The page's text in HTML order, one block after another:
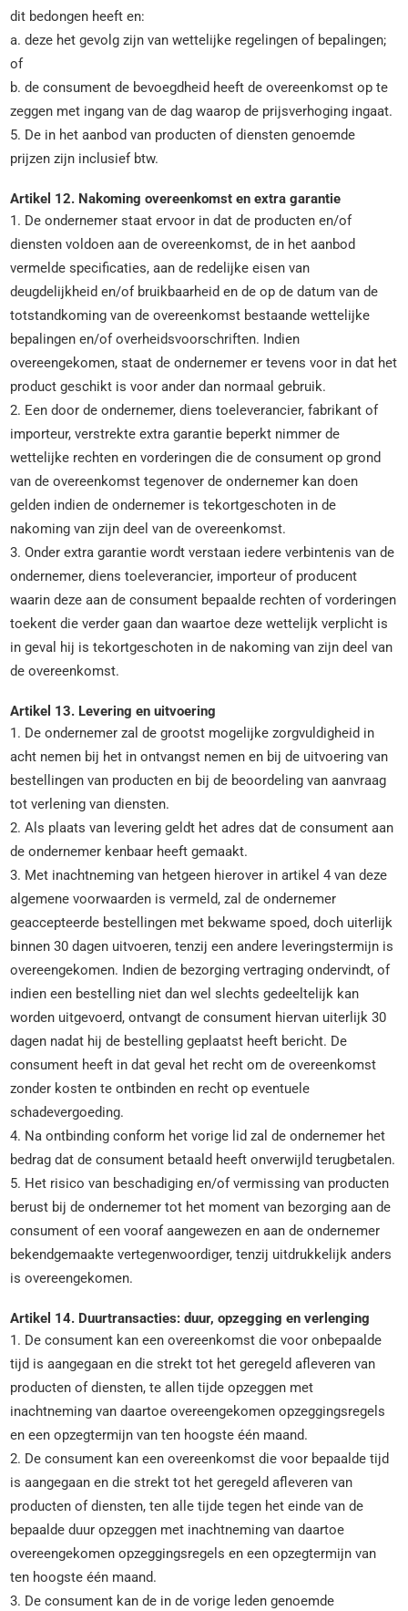
dit bedongen heeft en:
a. deze het gevolg zijn van wettelijke regelingen of bepalingen;
of
b. de consument de bevoegdheid heeft de overeenkomst op te
zeggen met ingang van de dag waarop de prijsverhoging ingaat.
5. De in het aanbod van producten of diensten genoemde
prijzen zijn inclusief btw.
Artikel 12. Nakoming overeenkomst en extra garantie
1. De ondernemer staat ervoor in dat de producten en/of
diensten voldoen aan de overeenkomst, de in het aanbod
vermelde specificaties, aan de redelijke eisen van
deugdelijkheid en/of bruikbaarheid en de op de datum van de
totstandkoming van de overeenkomst bestaande wettelijke
bepalingen en/of overheidsvoorschriften. Indien
overeengekomen, staat de ondernemer er tevens voor in dat het
product geschikt is voor ander dan normaal gebruik.
2. Een door de ondernemer, diens toeleverancier, fabrikant of
importeur, verstrekte extra garantie beperkt nimmer de
wettelijke rechten en vorderingen die de consument op grond
van de overeenkomst tegenover de ondernemer kan doen
gelden indien de ondernemer is tekortgeschoten in de
nakoming van zijn deel van de overeenkomst.
3. Onder extra garantie wordt verstaan iedere verbintenis van de
ondernemer, diens toeleverancier, importeur of producent
waarin deze aan de consument bepaalde rechten of vorderingen
toekent die verder gaan dan waartoe deze wettelijk verplicht is
in geval hij is tekortgeschoten in de nakoming van zijn deel van
de overeenkomst.
Artikel 13. Levering en uitvoering
1. De ondernemer zal de grootst mogelijke zorgvuldigheid in
acht nemen bij het in ontvangst nemen en bij de uitvoering van
bestellingen van producten en bij de beoordeling van aanvraag
tot verlening van diensten.
2. Als plaats van levering geldt het adres dat de consument aan
de ondernemer kenbaar heeft gemaakt.
3. Met inachtneming van hetgeen hierover in artikel 4 van deze
algemene voorwaarden is vermeld, zal de ondernemer
geaccepteerde bestellingen met bekwame spoed, doch uiterlijk
binnen 30 dagen uitvoeren, tenzij een andere leveringstermijn is
overeengekomen. Indien de bezorging vertraging ondervindt, of
indien een bestelling niet dan wel slechts gedeeltelijk kan
worden uitgevoerd, ontvangt de consument hiervan uiterlijk 30
dagen nadat hij de bestelling geplaatst heeft bericht. De
consument heeft in dat geval het recht om de overeenkomst
zonder kosten te ontbinden en recht op eventuele
schadevergoeding.
4. Na ontbinding conform het vorige lid zal de ondernemer het
bedrag dat de consument betaald heeft onverwijld terugbetalen.
5. Het risico van beschadiging en/of vermissing van producten
berust bij de ondernemer tot het moment van bezorging aan de
consument of een vooraf aangewezen en aan de ondernemer
bekendgemaakte vertegenwoordiger, tenzij uitdrukkelijk anders
is overeengekomen.
Artikel 14. Duurtransacties: duur, opzegging en verlenging
1. De consument kan een overeenkomst die voor onbepaalde
tijd is aangegaan en die strekt tot het geregeld afleveren van
producten of diensten, te allen tijde opzeggen met
inachtneming van daartoe overeengekomen opzeggingsregels
en een opzegtermijn van ten hoogste één maand.
2. De consument kan een overeenkomst die voor bepaalde tijd
is aangegaan en die strekt tot het geregeld afleveren van
producten of diensten, ten alle tijde tegen het einde van de
bepaalde duur opzeggen met inachtneming van daartoe
overeengekomen opzeggingsregels en een opzegtermijn van
ten hoogste één maand.
3. De consument kan de in de vorige leden genoemde